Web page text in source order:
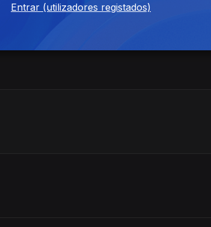
Entrar (utilizadores registados)